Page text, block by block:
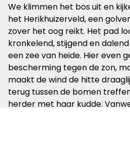
We klimmen het bos uit en
het Herikhuizerveld, een
zover het oog reikt. Het pad
kronkelend, stijgend en
een zee van heide. Hier even
bescherming tegen de zon,
maakt de wind de hitte
terug tussen de bomen
herder met haar kudde.